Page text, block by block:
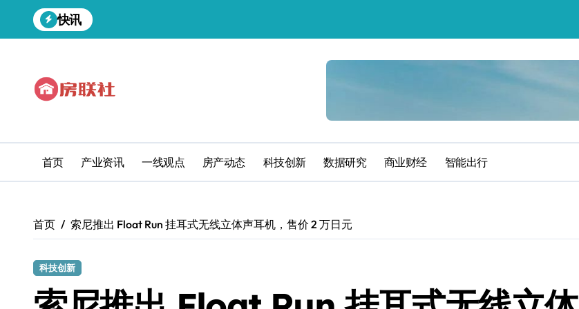
到
快讯
首页 产业资讯 一线观点 房产动态 科技创新 数据研究 商业财经 智能出行
首页 索尼推出 Float Run 挂耳式无线立体声耳机，售价 2 万日元
科技创新